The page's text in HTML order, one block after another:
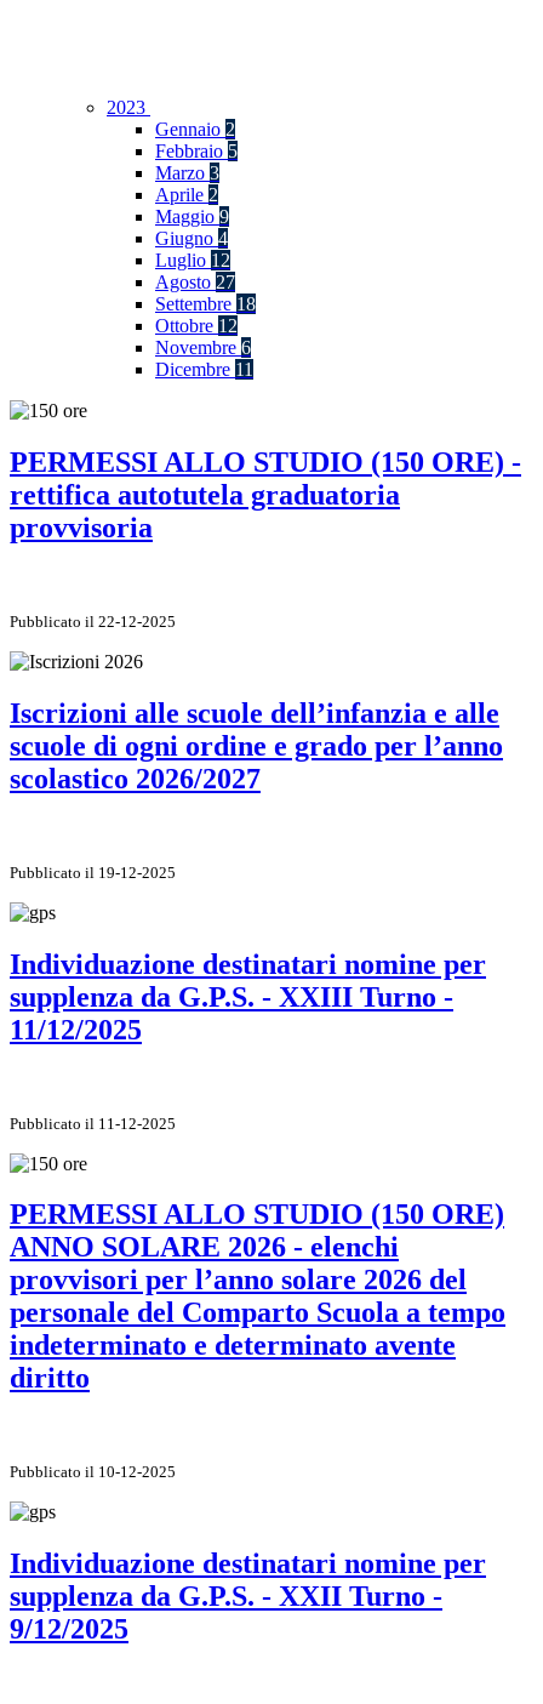
2023
Gennaio 2
Febbraio 5
Marzo 3
Aprile 2
Maggio 9
Giugno 4
Luglio 12
Agosto 27
Settembre 18
Ottobre 12
Novembre 6
Dicembre 11
PERMESSI ALLO STUDIO (150 ORE) -
rettifica autotutela graduatoria
provvisoria
Pubblicato il 22-12-2025
Iscrizioni alle scuole dell’infanzia e alle
scuole di ogni ordine e grado per l’anno
scolastico 2026/2027
Pubblicato il 19-12-2025
Individuazione destinatari nomine per
supplenza da G.P.S. - XXIII Turno -
11/12/2025
Pubblicato il 11-12-2025
PERMESSI ALLO STUDIO (150 ORE)
ANNO SOLARE 2026 - elenchi
provvisori per l’anno solare 2026 del
personale del Comparto Scuola a tempo
indeterminato e determinato avente
diritto
Pubblicato il 10-12-2025
Individuazione destinatari nomine per
supplenza da G.P.S. - XXII Turno -
9/12/2025